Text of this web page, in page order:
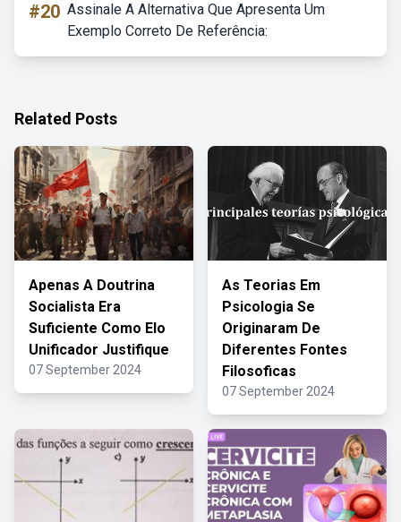
#20 Assinale A Alternativa Que Apresenta Um
Exemplo Correto De Referência:
Related Posts
Apenas A Doutrina
Socialista Era
Suficiente Como Elo
Unificador Justifique
07 September 2024
As Teorias Em
Psicologia Se
Originaram De
Diferentes Fontes
Filosoficas
07 September 2024